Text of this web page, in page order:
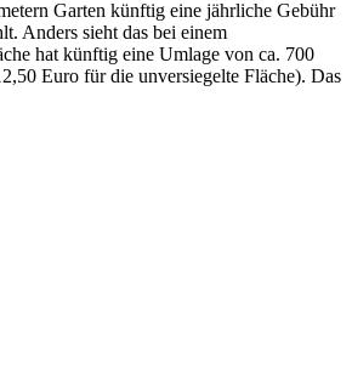
Garten künftig eine jährliche Gebühr
Anders sieht das bei einem
hat künftig eine Umlage von ca. 700
Euro für die unversiegelte Fläche). Das